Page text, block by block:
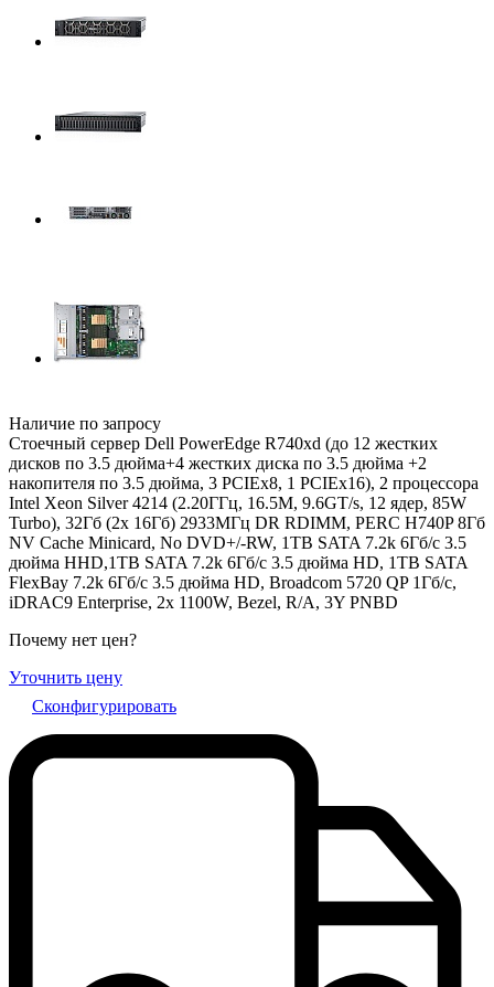
Наличие по запросу
Стоечный сервер Dell PowerEdge R740xd (до 12 жестких
дисков по 3.5 дюйма+4 жестких диска по 3.5 дюйма +2
накопителя по 3.5 дюйма, 3 PCIEx8, 1 PCIEx16), 2 процессора
Intel Xeon Silver 4214 (2.20ГГц, 16.5M, 9.6GT/s, 12 ядер, 85W
Turbo), 32Гб (2x 16Гб) 2933МГц DR RDIMM, PERC H740P 8Гб
NV Cache Minicard, No DVD+/-RW, 1TB SATA 7.2k 6Гб/c 3.5
дюйма HHD,1TB SATA 7.2k 6Гб/c 3.5 дюйма HD, 1TB SATA
FlexBay 7.2k 6Гб/c 3.5 дюйма HD, Broadcom 5720 QP 1Гб/c,
iDRAC9 Enterprise, 2x 1100W, Bezel, R/A, 3Y PNBD
Почему нет цен?
Уточнить цену
Сконфигурировать